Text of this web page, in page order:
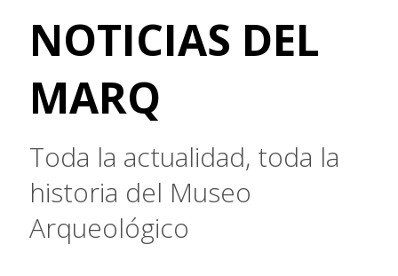
NOTICIAS DEL
MARQ
Toda la actualidad, toda la
historia del Museo
Arqueológico